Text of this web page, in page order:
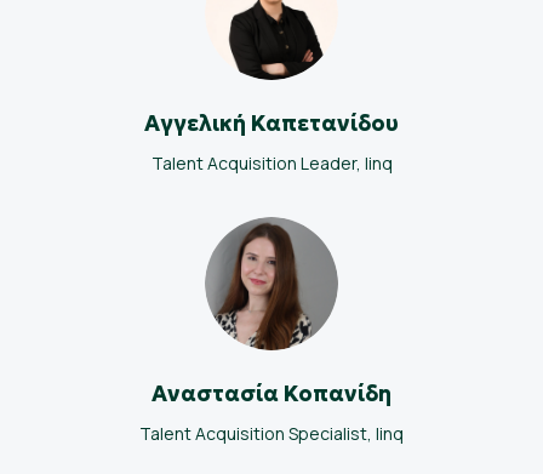
Αγγελική Καπετανίδου
Talent Acquisition Leader, linq
Αναστασία Κοπανίδη
Talent Acquisition Specialist, linq